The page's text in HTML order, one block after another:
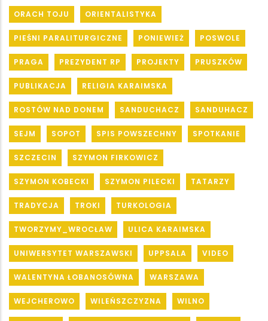
ORACH TOJU ORIENTALISTYKA
PIEŚNI PARALITURGICZNE PONIEWIEŻ POSWOLE
PRAGA PREZYDENT RP PROJEKTY PRUSZKÓW
PUBLIKACJA RELIGIA KARAIMSKA
ROSTÓW NAD DONEM SANDUCHACZ SANDUHACZ
SEJM SOPOT SPIS POWSZECHNY SPOTKANIE
SZCZECIN SZYMON FIRKOWICZ
SZYMON KOBECKI SZYMON PILECKI TATARZY
TRADYCJA TROKI TURKOLOGIA
TWORZYMY_WROCŁAW ULICA KARAIMSKA
UNIWERSYTET WARSZAWSKI UPPSALA VIDEO
WALENTYNA ŁOBANOSÓWNA WARSZAWA
WEJCHEROWO WILEŃSZCZYZNA WILNO